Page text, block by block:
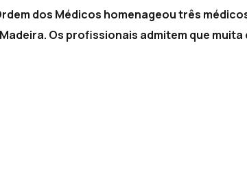
dos Médicos homenageou três
Os profissionais admitem que